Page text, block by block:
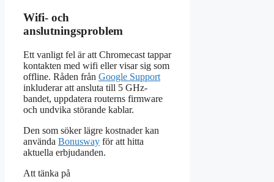
Wifi- och
anslutningsproblem
Ett vanligt fel är att Chromecast tappar
kontakten med wifi eller visar sig som
offline. Råden från Google Support
inkluderar att ansluta till 5 GHz-
bandet, uppdatera routerns firmware
och undvika störande kablar.
Den som söker lägre kostnader kan
använda Bonusway för att hitta
aktuella erbjudanden.
Att tänka på